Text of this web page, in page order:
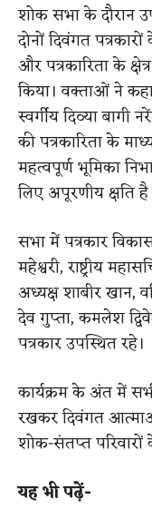
शोक सभा के दौरान
दोनों दिवंगत
और पत्रकारिता के
किया। वक्ताओं ने
स्वर्गीय दिव्या बागी
की पत्रकारिता के
महत्वपूर्ण भूमिका
लिए अपूरणीय क्षति
सभा में पत्रकार
महेश्वरी, राष्ट्रीय
अध्यक्ष शाबीर खान,
देव गुप्ता, कमलेश
पत्रकार उपस्थित रहे।
कार्यक्रम के अंत में
रखकर दिवंगत
शोक-संतप्त परिवारों
​यह भी पढ़ें-